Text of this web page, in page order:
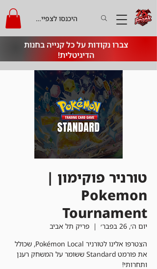
צברו נקודות על כל קנייה בחנות
הדיגיטלית!
היכנסו לצפייה בקרדיט
טורניר פוקימון |
Pokemon
Tournament
יום ה׳, 26 בפבר׳
  |
פריק תל אביב
הצטרפו אלינו לטורניר Pokémon Local, שכולל
את פורמט Standard ששומר על המשחק רענן